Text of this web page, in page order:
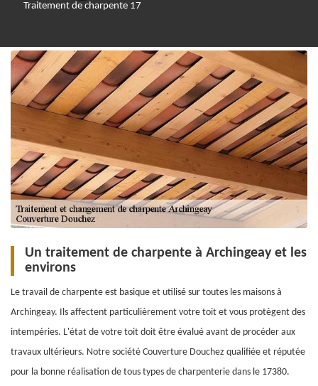
Traitement de charpente 17
Un traitement de charpente à Archingeay et les
environs
Le travail de charpente est basique et utilisé sur toutes les maisons à
Archingeay. Ils affectent particulièrement votre toit et vous protègent des
intempéries. L'état de votre toit doit être évalué avant de procéder aux
travaux ultérieurs. Notre société Couverture Douchez qualifiée et réputée
pour la bonne réalisation de tous types de charpenterie dans le 17380.